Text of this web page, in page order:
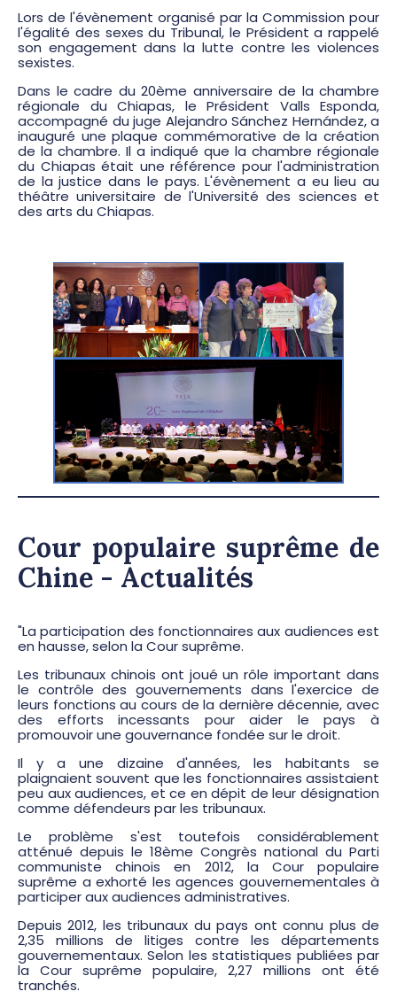
Lors de l'évènement organisé par la Commission pour
l'égalité des sexes du Tribunal, le Président a rappelé
son engagement dans la lutte contre les violences
sexistes.
Dans le cadre du 20ème anniversaire de la chambre
régionale du Chiapas, le Président Valls Esponda,
accompagné du juge Alejandro Sánchez Hernández, a
inauguré une plaque commémorative de la création
de la chambre. Il a indiqué que la chambre régionale
du Chiapas était une référence pour l'administration
de la justice dans le pays. L'évènement a eu lieu au
théâtre universitaire de l'Université des sciences et
des arts du Chiapas.
Cour populaire suprême de
Chine - Actualités
"La participation des fonctionnaires aux audiences est
en hausse, selon la Cour suprême.
Les tribunaux chinois ont joué un rôle important dans
le contrôle des gouvernements dans l'exercice de
leurs fonctions au cours de la dernière décennie, avec
des efforts incessants pour aider le pays à
promouvoir une gouvernance fondée sur le droit.
Il y a une dizaine d'années, les habitants se
plaignaient souvent que les fonctionnaires assistaient
peu aux audiences, et ce en dépit de leur désignation
comme défendeurs par les tribunaux.
Le problème s'est toutefois considérablement
atténué depuis le 18ème Congrès national du Parti
communiste chinois en 2012, la Cour populaire
suprême a exhorté les agences gouvernementales à
participer aux audiences administratives.
Depuis 2012, les tribunaux du pays ont connu plus de
2,35 millions de litiges contre les départements
gouvernementaux. Selon les statistiques publiées par
la Cour suprême populaire, 2,27 millions ont été
tranchés.